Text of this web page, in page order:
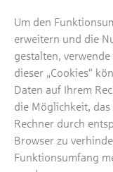
Um den
erweitern und die
gestalten,
dieser „Cookies“
Daten auf Ihrem
die Möglichkeit,
Rechner durch
Browser zu
Funktionsumfang